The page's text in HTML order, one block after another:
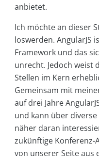
anbietet.
Ich möchte an dieser
loswerden. AngularJS
Framework und das
unrecht. Jedoch weist
Stellen im Kern
Gemeinsam mit
auf drei Jahre
und kann über
näher daran
zukünftige Konferenz-
von unserer Seite aus